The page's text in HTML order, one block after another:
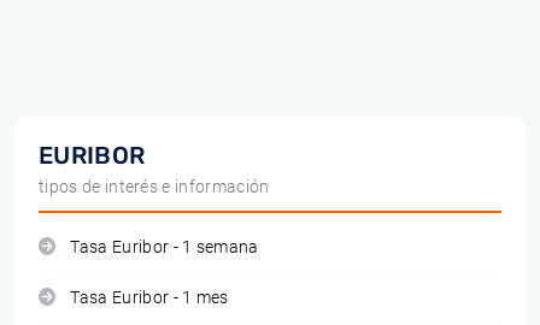
EURIBOR
tipos de interés e información
Tasa Euribor - 1 semana
Tasa Euribor - 1 mes